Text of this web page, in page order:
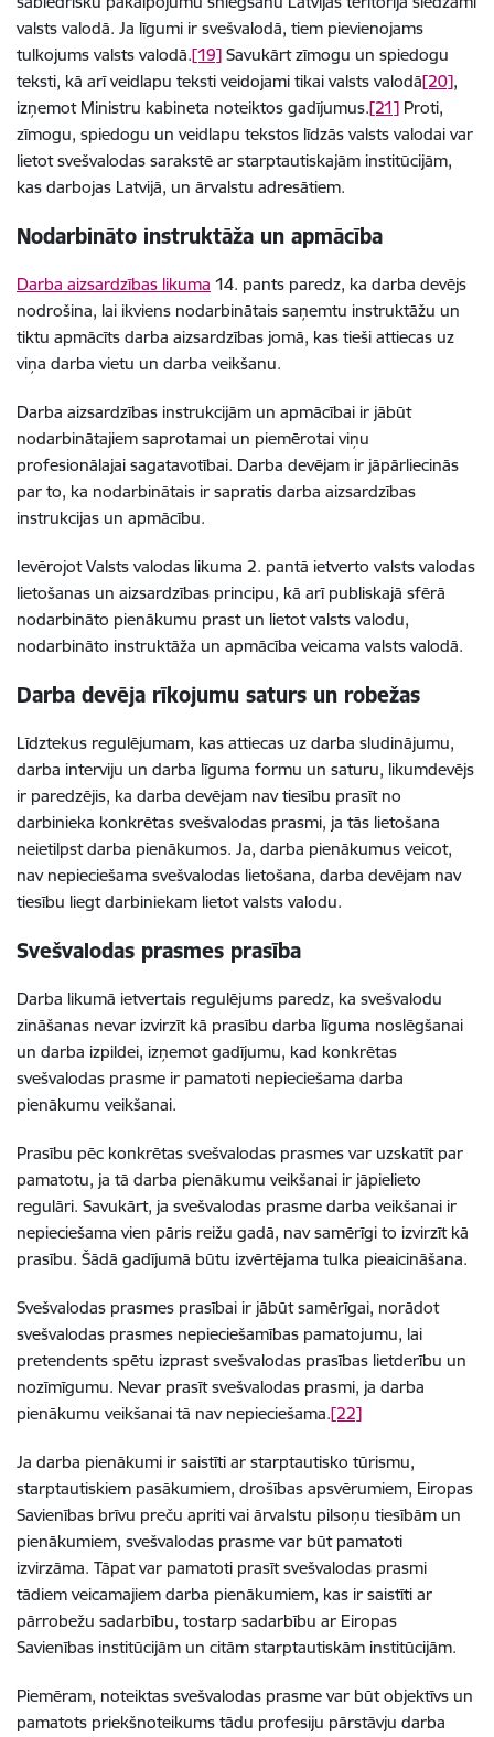
valsts valodā. Ja līgumi ir svešvalodā, tiem pievienojams
tulkojums valsts valodā.[19] Savukārt zīmogu un spiedogu
teksti, kā arī veidlapu teksti veidojami tikai valsts valodā[20],
izņemot Ministru kabineta noteiktos gadījumus.[21] Proti,
zīmogu, spiedogu un veidlapu tekstos līdzās valsts valodai var
lietot svešvalodas sarakstē ar starptautiskajām institūcijām,
kas darbojas Latvijā, un ārvalstu adresātiem.
Nodarbināto instruktāža un apmācība
Darba aizsardzības likuma 14. pants paredz, ka darba devējs
nodrošina, lai ikviens nodarbinātais saņemtu instruktāžu un
tiktu apmācīts darba aizsardzības jomā, kas tieši attiecas uz
viņa darba vietu un darba veikšanu.
Darba aizsardzības instrukcijām un apmācībai ir jābūt
nodarbinātajiem saprotamai un piemērotai viņu
profesionālajai sagatavotībai. Darba devējam ir jāpārliecinās
par to, ka nodarbinātais ir sapratis darba aizsardzības
instrukcijas un apmācību.
Ievērojot Valsts valodas likuma 2. pantā ietverto valsts valodas
lietošanas un aizsardzības principu, kā arī publiskajā sfērā
nodarbināto pienākumu prast un lietot valsts valodu,
nodarbināto instruktāža un apmācība veicama valsts valodā.
Darba devēja rīkojumu saturs un robežas
Līdztekus regulējumam, kas attiecas uz darba sludinājumu,
darba interviju un darba līguma formu un saturu, likumdevējs
ir paredzējis, ka darba devējam nav tiesību prasīt no
darbinieka konkrētas svešvalodas prasmi, ja tās lietošana
neietilpst darba pienākumos. Ja, darba pienākumus veicot,
nav nepieciešama svešvalodas lietošana, darba devējam nav
tiesību liegt darbiniekam lietot valsts valodu.
Svešvalodas prasmes prasība
Darba likumā ietvertais regulējums paredz, ka svešvalodu
zināšanas nevar izvirzīt kā prasību darba līguma noslēgšanai
un darba izpildei, izņemot gadījumu, kad konkrētas
svešvalodas prasme ir pamatoti nepieciešama darba
pienākumu veikšanai.
Prasību pēc konkrētas svešvalodas prasmes var uzskatīt par
pamatotu, ja tā darba pienākumu veikšanai ir jāpielieto
regulāri. Savukārt, ja svešvalodas prasme darba veikšanai ir
nepieciešama vien pāris reižu gadā, nav samērīgi to izvirzīt kā
prasību. Šādā gadījumā būtu izvērtējama tulka pieaicināšana.
Svešvalodas prasmes prasībai ir jābūt samērīgai, norādot
svešvalodas prasmes nepieciešamības pamatojumu, lai
pretendents spētu izprast svešvalodas prasības lietderību un
nozīmīgumu. Nevar prasīt svešvalodas prasmi, ja darba
pienākumu veikšanai tā nav nepieciešama.[22]
Ja darba pienākumi ir saistīti ar starptautisko tūrismu,
starptautiskiem pasākumiem, drošības apsvērumiem, Eiropas
Savienības brīvu preču apriti vai ārvalstu pilsoņu tiesībām un
pienākumiem, svešvalodas prasme var būt pamatoti
izvirzāma. Tāpat var pamatoti prasīt svešvalodas prasmi
tādiem veicamajiem darba pienākumiem, kas ir saistīti ar
pārrobežu sadarbību, tostarp sadarbību ar Eiropas
Savienības institūcijām un citām starptautiskām institūcijām.
Piemēram, noteiktas svešvalodas prasme var būt objektīvs un
pamatots priekšnoteikums tādu profesiju pārstāvju darba